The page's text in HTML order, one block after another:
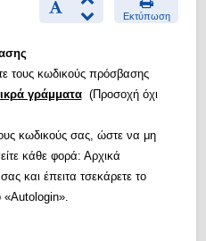
Εκτύπωση
τους κωδικούς πρόσβασης
γράμματα(Προσοχή όχι
κωδικούς σας, ώστε να μη
κάθε φορά: Αρχικά
και έπειτα τσεκάρετε το
«Autologin».